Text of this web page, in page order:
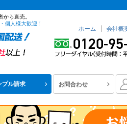
ら直売。
個人様大歓迎！
ホーム 会社概
プル請求 お問合わせ